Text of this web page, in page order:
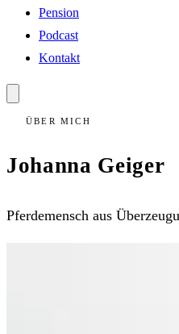
Pension
Podcast
Kontakt
ÜBER MICH
Johanna Geiger
Pferdemensch aus